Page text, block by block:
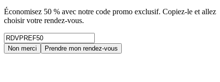
Économisez 50 % avec notre code promo exclusif. Copiez-le et allez
choisir votre rendez-vous.
Non merci Prendre mon rendez-vous